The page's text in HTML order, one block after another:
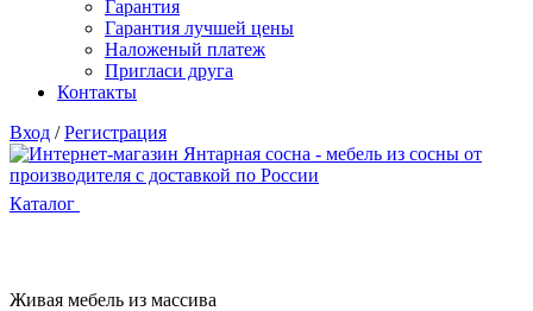
Гарантия
Гарантия лучшей цены
Наложеный платеж
Пригласи друга
Контакты
Вход / Регистрация
Каталог
Живая мебель из массива